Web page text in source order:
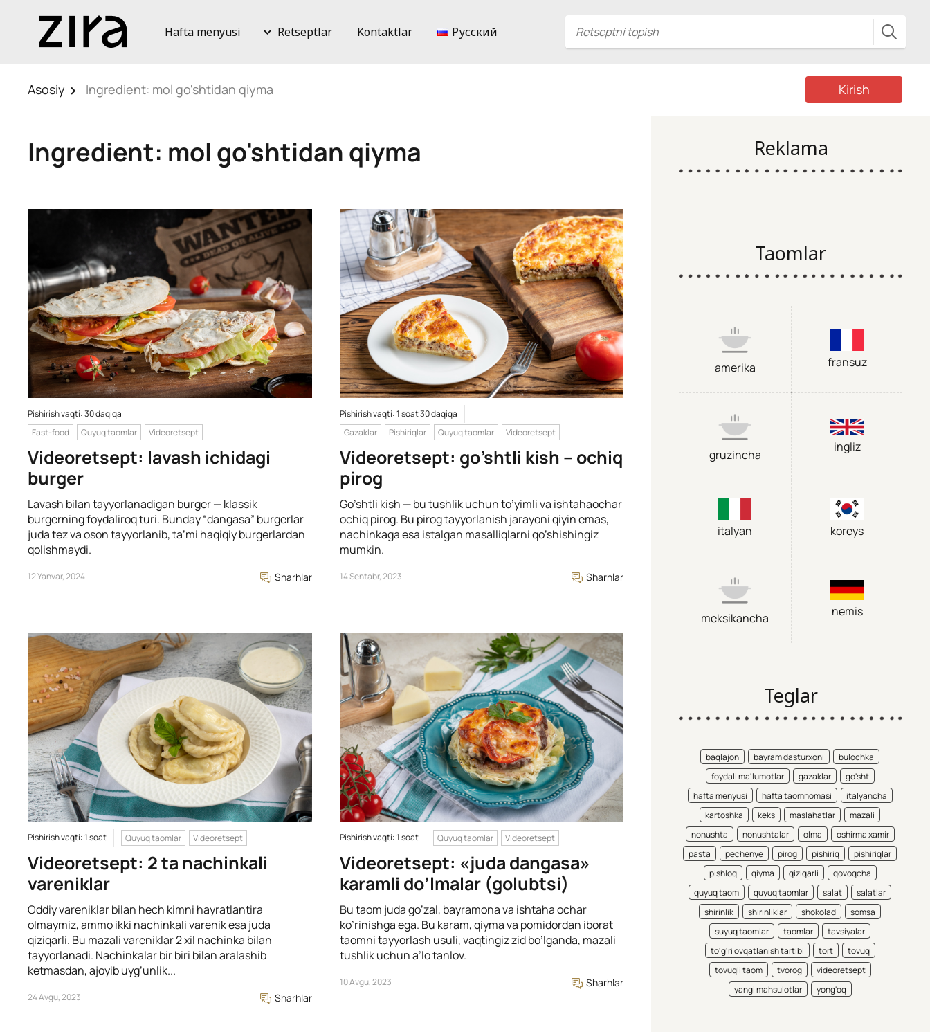
Hafta menyusi Retseptlar Kontaktlar Русский
Asosiy Ingredient: mol go'shtidan qiyma Kirish
Ingredient: mol go'shtidan qiyma
Pishirish vaqti: 30 daqiqa
Fast-food
Quyuq taomlar Videoretsept
Videoretsept: lavash ichidagi
burger
Lavash bilan tayyorlanadigan burger — klassik
burgerning foydaliroq turi. Bunday “dangasa” burgerlar
juda tez va oson tayyorlanib, ta’mi haqiqiy burgerlardan
qolishmaydi.
12 Yanvar, 2024 Sharhlar
Pishirish vaqti: 1 soat 30 daqiqa
Gazaklar
Pishiriqlar Quyuq taomlar Videoretsept
Videoretsept: go’shtli kish – ochiq
pirog
Go’shtli kish — bu tushlik uchun to’yimli va ishtahaochar
ochiq pirog. Bu pirog tayyorlanish jarayoni qiyin emas,
nachinkaga esa istalgan masalliqlarni qo’shishingiz
mumkin.
14 Sentabr, 2023 Sharhlar
Pishirish vaqti: 1 soat Quyuq taomlar Videoretsept
Videoretsept: 2 ta nachinkali
vareniklar
Oddiy vareniklar bilan hech kimni hayratlantira
olmaymiz, ammo ikki nachinkali varenik esa juda
qiziqarli. Bu mazali vareniklar 2 xil nachinka bilan
tayyorlanadi. Nachinkalar bir biri bilan aralashib
ketmasdan, ajoyib uyg’unlik...
24 Avgu, 2023 Sharhlar
Pishirish vaqti: 1 soat Quyuq taomlar Videoretsept
Videoretsept: «juda dangasa»
karamli do’lmalar (golubtsi)
Bu taom juda go’zal, bayramona va ishtaha ochar
ko’rinishga ega. Bu karam, qiyma va pomidordan iborat
taomni tayyorlash usuli, vaqtingiz zid bo’lganda, mazali
tushlik uchun a’lo tanlov.
10 Avgu, 2023 Sharhlar
Reklama
Taomlar
amerika fransuz
gruzincha
ingliz
italyan koreys
meksikancha nemis
Teglar
baqlajon bayram dasturxoni
bulochka
foydali ma'lumotlar
gazaklar
go'sht
hafta menyusi
hafta taomnomasi
italyancha
kartoshka
keks maslahatlar
mazali
nonushta
nonushtalar olma
oshirma xamir
pasta
pechenye pirog pishiriq
pishiriqlar
pishloq
qiyma qiziqarli
qovoqcha
quyuq taom
quyuq taomlar salat
salatlar
shirinlik
shirinliklar shokolad
somsa
suyuq taomlar
taomlar
tavsiyalar
to'g'ri ovqatlanish tartibi
tort
tovuq
tovuqli taom
tvorog
videoretsept
yangi mahsulotlar
yong'oq